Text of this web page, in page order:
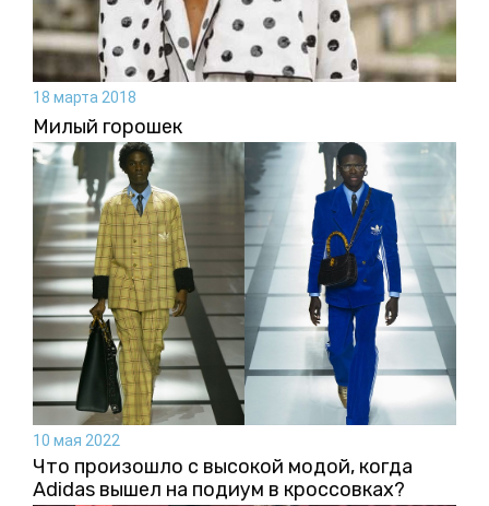
18 марта 2018
Милый горошек
10 мая 2022
Что произошло с высокой модой, когда
Adidas вышел на подиум в кроссовках?